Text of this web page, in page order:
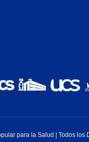
para la Salud | Todos los